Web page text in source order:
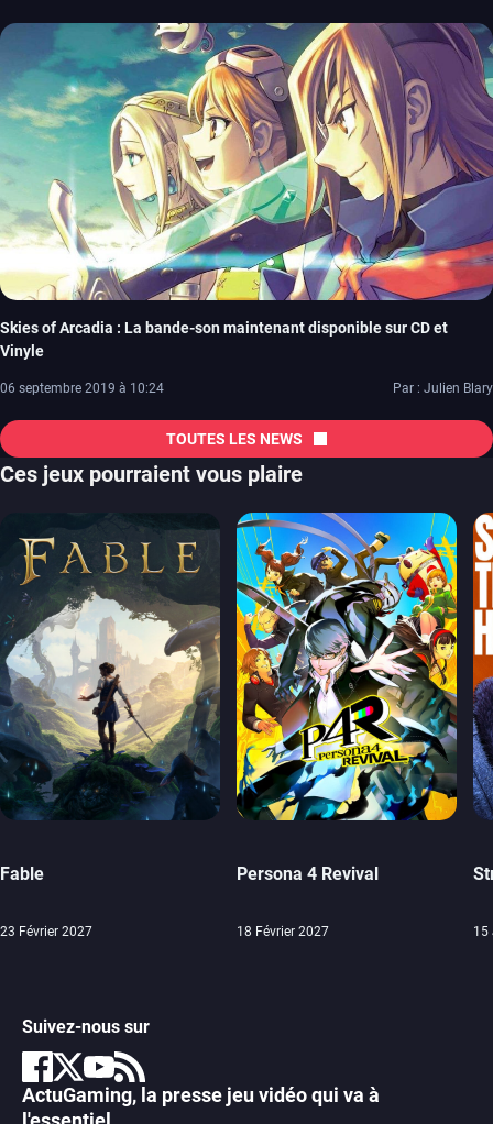
Skies of Arcadia : La bande-son maintenant disponible sur CD et
Vinyle
06 septembre 2019 à 10:24 Par : Julien Blary
TOUTES LES NEWS
Ces jeux pourraient vous plaire
Fable
23 Février 2027
Persona 4 Revival
18 Février 2027 15
Suivez-nous sur
ActuGaming, la presse jeu vidéo qui va à